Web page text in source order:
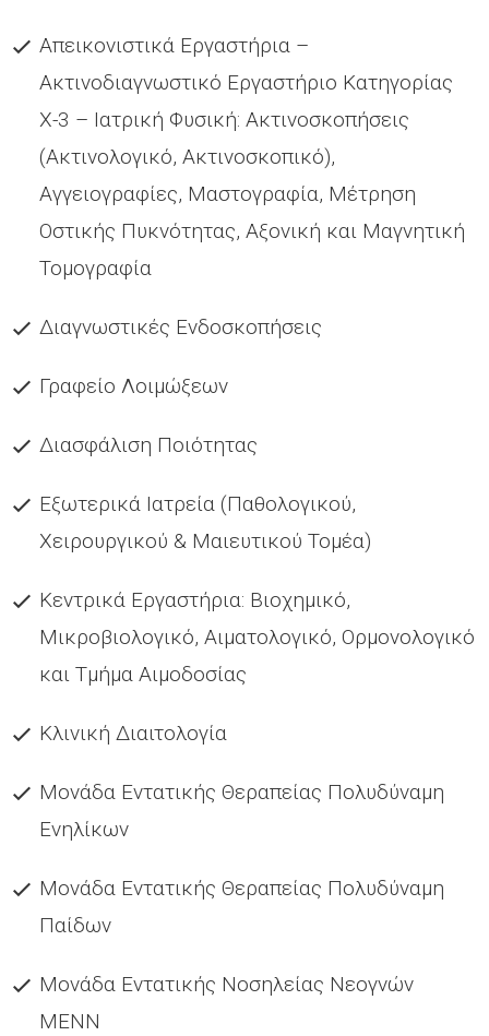
Απεικονιστικά Εργαστήρια –
Ακτινοδιαγνωστικό Εργαστήριο Κατηγορίας
Χ-3 – Ιατρική Φυσική: Ακτινοσκοπήσεις
(Ακτινολογικό, Ακτινοσκοπικό),
Αγγειογραφίες, Μαστογραφία, Μέτρηση
Οστικής Πυκνότητας, Αξονική και Μαγνητική
Τομογραφία
Διαγνωστικές Ενδοσκοπήσεις
Γραφείο Λοιμώξεων
Διασφάλιση Ποιότητας
Εξωτερικά Ιατρεία (Παθολογικού,
Χειρουργικού & Μαιευτικού Τομέα)
Κεντρικά Εργαστήρια: Βιοχημικό,
Μικροβιολογικό, Αιματολογικό, Ορμονολογικό
και Τμήμα Αιμοδοσίας
Κλινική Διαιτολογία
Μονάδα Εντατικής Θεραπείας Πολυδύναμη
Ενηλίκων
Μονάδα Εντατικής Θεραπείας Πολυδύναμη
Παίδων
Μονάδα Εντατικής Νοσηλείας Νεογνών
ΜΕΝΝ